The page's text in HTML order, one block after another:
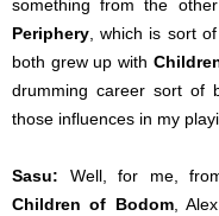
something from the
Periphery , which is sort
both grew up with
drumming career sort of
those influences in my
Sasu: Well, for me,
Children of Bodom,